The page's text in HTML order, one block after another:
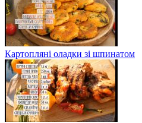
Картопляні оладки зі шпинатом